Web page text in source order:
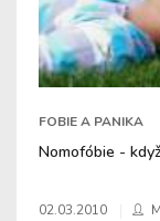
FOBIE A PANIKA
Nomofóbie -
02.03.2010